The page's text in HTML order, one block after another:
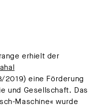
erhielt der
2019) eine Förderung
und Gesellschaft. Das
Maschine« wurde